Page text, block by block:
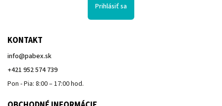
Prihlásiť sa
KONTAKT
info@pabex.sk
+421 952 574 739
Pon - Pia: 8:00 – 17:00 hod.